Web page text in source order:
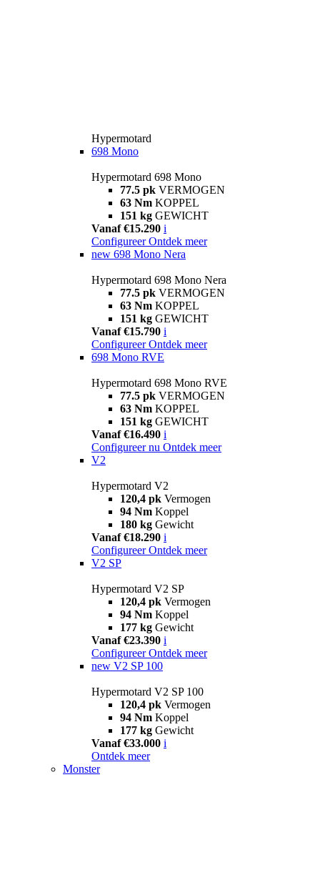
Hypermotard
698 Mono
Hypermotard 698 Mono
77.5 pk VERMOGEN
63 Nm KOPPEL
151 kg GEWICHT
Vanaf €15.290 i
Configureer Ontdek meer
new 698 Mono Nera
Hypermotard 698 Mono Nera
77.5 pk VERMOGEN
63 Nm KOPPEL
151 kg GEWICHT
Vanaf €15.790 i
Configureer Ontdek meer
698 Mono RVE
Hypermotard 698 Mono RVE
77.5 pk VERMOGEN
63 Nm KOPPEL
151 kg GEWICHT
Vanaf €16.490 i
Configureer nu Ontdek meer
V2
Hypermotard V2
120,4 pk Vermogen
94 Nm Koppel
180 kg Gewicht
Vanaf €18.290 i
Configureer Ontdek meer
V2 SP
Hypermotard V2 SP
120,4 pk Vermogen
94 Nm Koppel
177 kg Gewicht
Vanaf €23.390 i
Configureer Ontdek meer
new V2 SP 100
Hypermotard V2 SP 100
120,4 pk Vermogen
94 Nm Koppel
177 kg Gewicht
Vanaf €33.000 i
Ontdek meer
Monster